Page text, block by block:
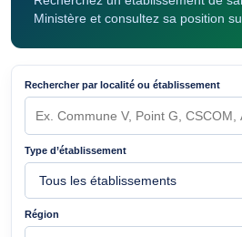
Ministère et consultez sa position
Rechercher par localité ou établissement
Type d’établissement
Région